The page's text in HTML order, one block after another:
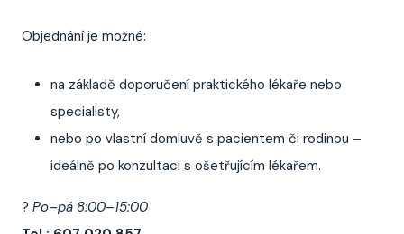
Objednání je možné:
na základě doporučení praktického lékaře nebo
specialisty,
nebo po vlastní domluvě s pacientem či rodinou –
ideálně po konzultaci s ošetřujícím lékařem.
? Po–pá 8:00–15:00